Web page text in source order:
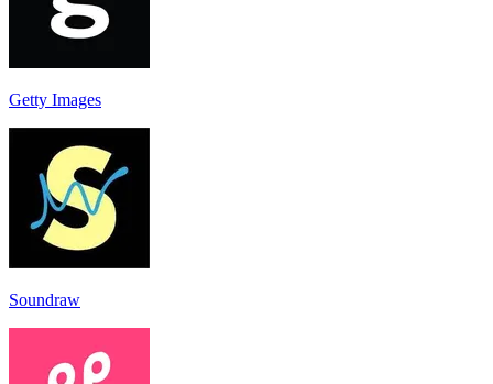
Getty Images
Soundraw